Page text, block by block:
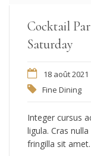
Cocktail
Saturday
18 août 2021
Fine Dining
Integer cursus
ligula. Cras
fringilla sit amet.